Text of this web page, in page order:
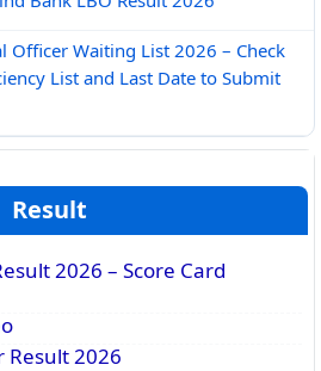
Officer Waiting List 2026 – Check
List and Last Date to Submit
Result
2026 – Score Card
Result 2026